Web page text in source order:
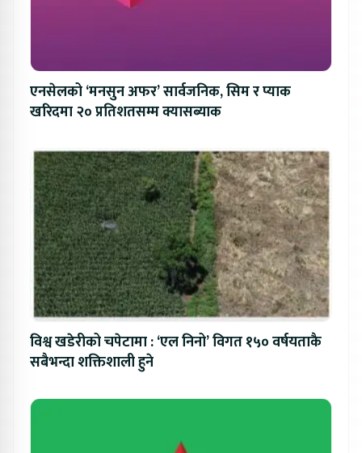
एनसेलको ‘मनसुन अफर’ सार्वजनिक, सिम र प्याक
खरिदमा २० प्रतिशतसम्म क्यासब्याक
विश्व खडेरीको चपेटामा : ‘एल निनो’ विगत १५० वर्षयताकै
सबैभन्दा शक्तिशाली हुने